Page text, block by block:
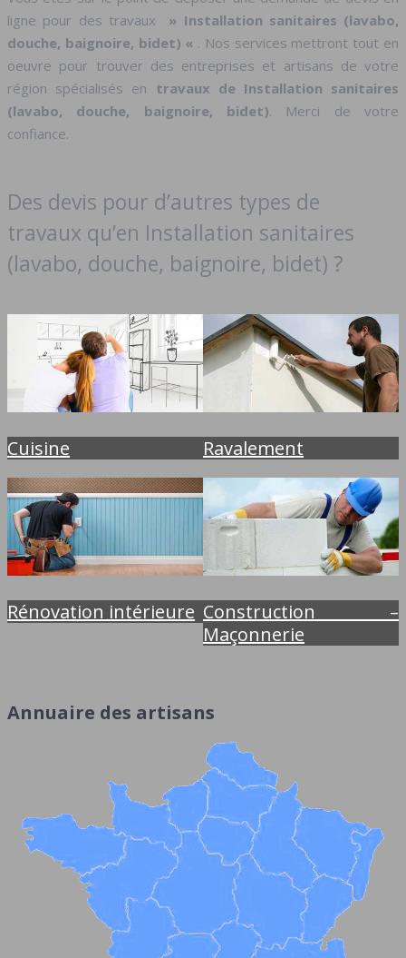
ligne pour des travaux
» Installation sanitaires (lavabo,
douche, baignoire, bidet) « . Nos services mettront tout en
oeuvre pour trouver des entreprises et artisans de votre
région spécialisés en travaux de Installation sanitaires
(lavabo, douche, baignoire, bidet). Merci de votre
confiance.
Des devis pour d’autres types de
travaux qu’en Installation sanitaires
(lavabo, douche, baignoire, bidet) ?
Cuisine Ravalement
Rénovation intérieure Construction –
Maçonnerie
Annuaire des artisans